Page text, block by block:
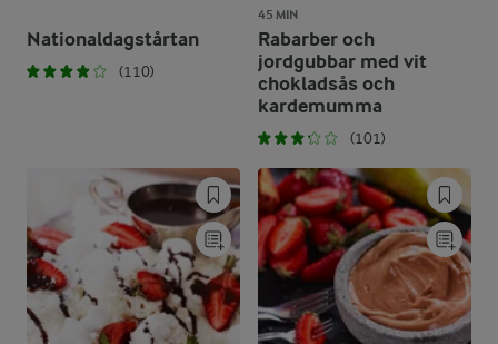
Nationaldagstårtan
(110)
45 MIN
Rabarber och
jordgubbar med vit
chokladsås och
kardemumma
(101)